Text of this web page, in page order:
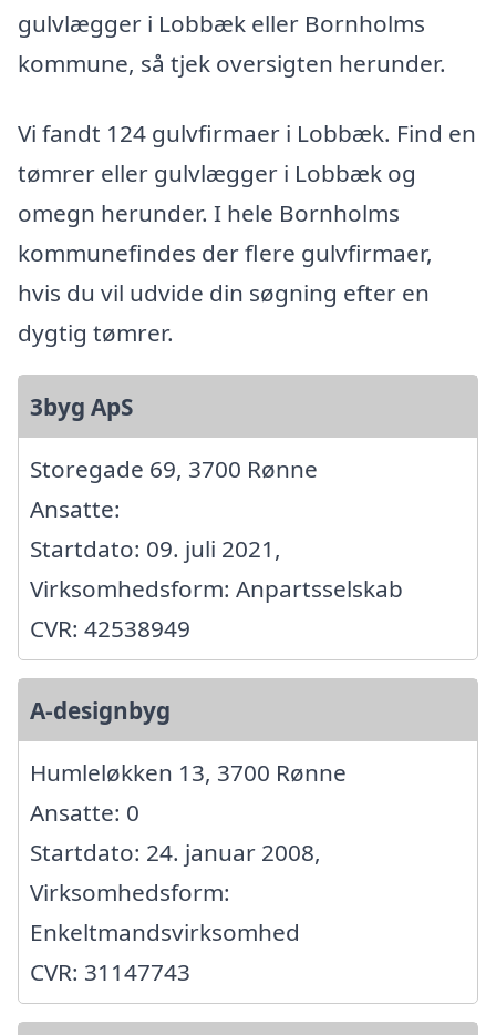
gulvlægger i Lobbæk eller Bornholms
kommune, så tjek oversigten herunder.
Vi fandt 124 gulvfirmaer i Lobbæk. Find en
tømrer eller gulvlægger i Lobbæk og
omegn herunder. I hele Bornholms
kommunefindes der flere gulvfirmaer,
hvis du vil udvide din søgning efter en
dygtig tømrer.
3byg ApS
Storegade 69, 3700 Rønne
Ansatte:
Startdato: 09. juli 2021,
Virksomhedsform: Anpartsselskab
CVR: 42538949
A-designbyg
Humleløkken 13, 3700 Rønne
Ansatte: 0
Startdato: 24. januar 2008,
Virksomhedsform:
Enkeltmandsvirksomhed
CVR: 31147743